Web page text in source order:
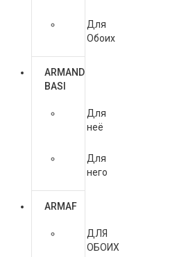
Для
Обоих
ARMAND
BASI
Для
неё
Для
него
ARMAF
ДЛЯ
ОБОИХ